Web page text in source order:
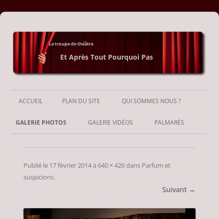
La troupe de théâtre
Et Après Tout Pourquoi Pas
Aller
contenu
ACCUEIL PLAN DU SITE QUI SOMMES NOUS ?
GALERIE PHOTOS GALERIE VIDÉOS PALMARÈS
Publié le 17 février 2014à 640 × 426dans Parfum et
suspicions.
Suivant →